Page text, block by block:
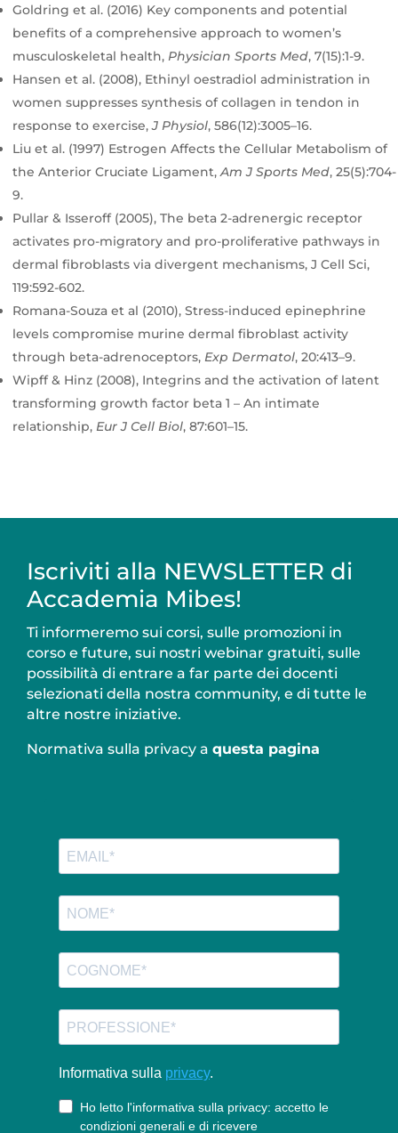
Goldring et al. (2016) Key components and potential
benefits of a comprehensive approach to women’s
musculoskeletal health, Physician Sports Med, 7(15):1-9.
Hansen et al. (2008), Ethinyl oestradiol administration in
women suppresses synthesis of collagen in tendon in
response to exercise,J Physiol, 586(12):3005–16.
Liu et al. (1997) Estrogen Affects the Cellular Metabolism of
the Anterior Cruciate Ligament,Am J Sports Med, 25(5):704-
9.
Pullar & Isseroff (2005), The beta 2-adrenergic receptor
activates pro-migratory and pro-proliferative pathways in
dermal fibroblasts via divergent mechanisms, J Cell Sci,
119:592-602.
Romana-Souza et al (2010), Stress-induced epinephrine
levels compromise murine dermal fibroblast activity
through beta-adrenoceptors, Exp Dermatol, 20:413–9.
Wipff & Hinz (2008), Integrins and the activation of latent
transforming growth factor beta 1 – An intimate
relationship, Eur J Cell Biol, 87:601–15.
Iscriviti alla NEWSLETTER di
Accademia Mibes!
Ti informeremo sui corsi, sulle promozioni in
corso e future, sui nostri webinar gratuiti, sulle
possibilità di entrare a far parte dei docenti
selezionati della nostra community, e di tutte le
altre nostre iniziative.
Normativa sulla privacy a questa pagina